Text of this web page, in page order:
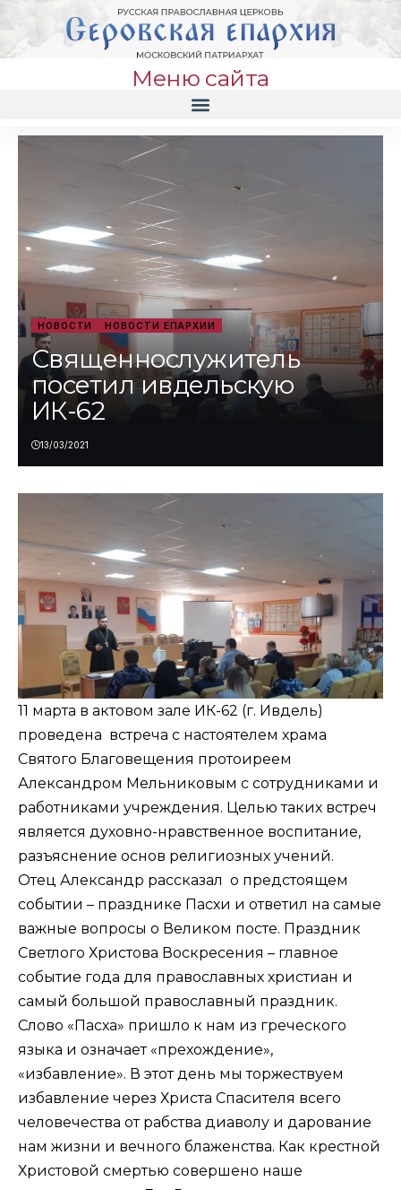
Меню сайта
НОВОСТИ НОВОСТИ ЕПАРХИИ
Священнослужитель
посетил ивдельскую
ИК-62
13/03/2021
11 марта в актовом зале ИК-62 (г. Ивдель)
проведена встреча с настоятелем храма
Святого Благовещения протоиреем
Александром Мельниковым с сотрудниками и
работниками учреждения. Целью таких встреч
является духовно-нравственное воспитание,
разъяснение основ религиозных учений.
Отец Александр рассказал о предстоящем
событии – празднике Пасхи и ответил на самые
важные вопросы о Великом посте. Праздник
Светлого Христова Воскресения – главное
событие года для православных христиан и
самый большой православный праздник.
Слово «Пасха» пришло к нам из греческого
языка и означает «прехождение»,
«избавление». В этот день мы торжествуем
избавление через Христа Спасителя всего
человечества от рабства диаволу и дарование
нам жизни и вечного блаженства. Как крестной
Христовой смертью совершено наше